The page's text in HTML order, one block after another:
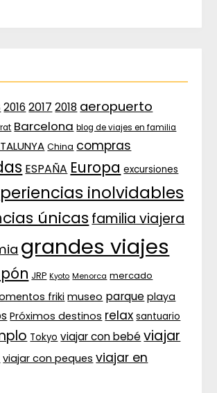
2016 2017 2018 aeropuerto
Barcelona blog de viajes en familia
China compras
ESPAÑA Europa excursiones
inolvidables
únicas familia viajera
grandes viajes
JRP Kyoto Menorca mercado
friki museo parque playa
Próximos destinos relax santuario
Tokyo viajar con bebé viajar
viajar con peques viajar en